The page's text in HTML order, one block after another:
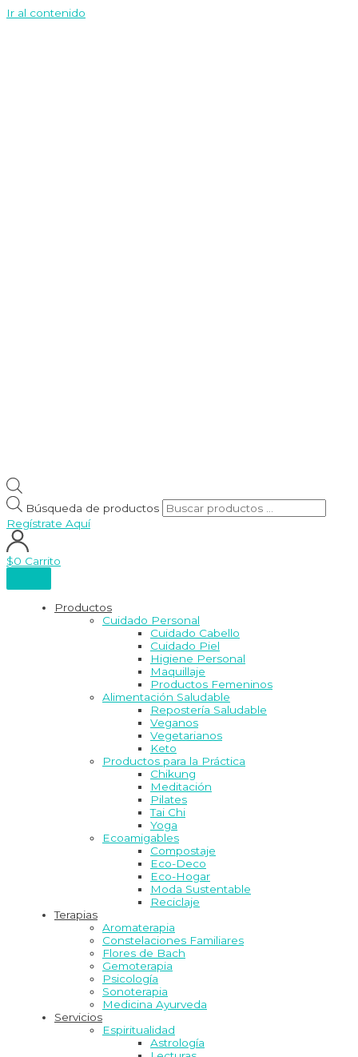
Ir al contenido
Búsqueda de productos
Regístrate Aquí
$0 Carrito
Productos
Cuidado Personal
Cuidado Cabello
Cuidado Piel
Higiene Personal
Maquillaje
Productos Femeninos
Alimentación Saludable
Repostería Saludable
Veganos
Vegetarianos
Keto
Productos para la Práctica
Chikung
Meditación
Pilates
Tai Chi
Yoga
Ecoamigables
Compostaje
Eco-Deco
Eco-Hogar
Moda Sustentable
Reciclaje
Terapias
Aromaterapia
Constelaciones Familiares
Flores de Bach
Gemoterapia
Psicología
Sonoterapia
Medicina Ayurveda
Servicios
Espiritualidad
Astrología